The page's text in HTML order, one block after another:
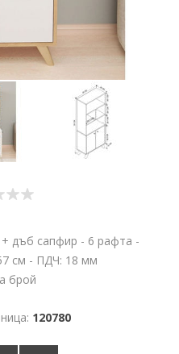
дъб сапфир - 6 рафта -
см - ПДЧ: 18 мм
брой
120780